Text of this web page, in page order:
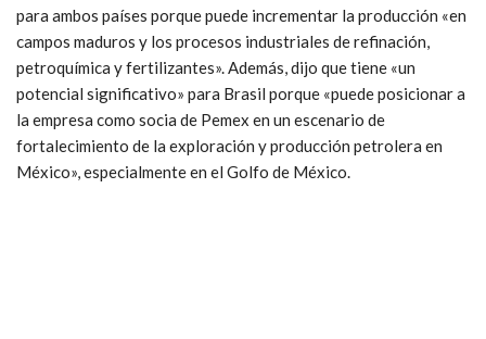
para ambos países porque puede incrementar la producción «en
campos maduros y los procesos industriales de refinación,
petroquímica y fertilizantes». Además, dijo que tiene «un
potencial significativo» para Brasil porque «puede posicionar a
la empresa como socia de Pemex en un escenario de
fortalecimiento de la exploración y producción petrolera en
México», especialmente en el Golfo de México.